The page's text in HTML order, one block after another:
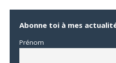
Abonne toi à mes
Prénom